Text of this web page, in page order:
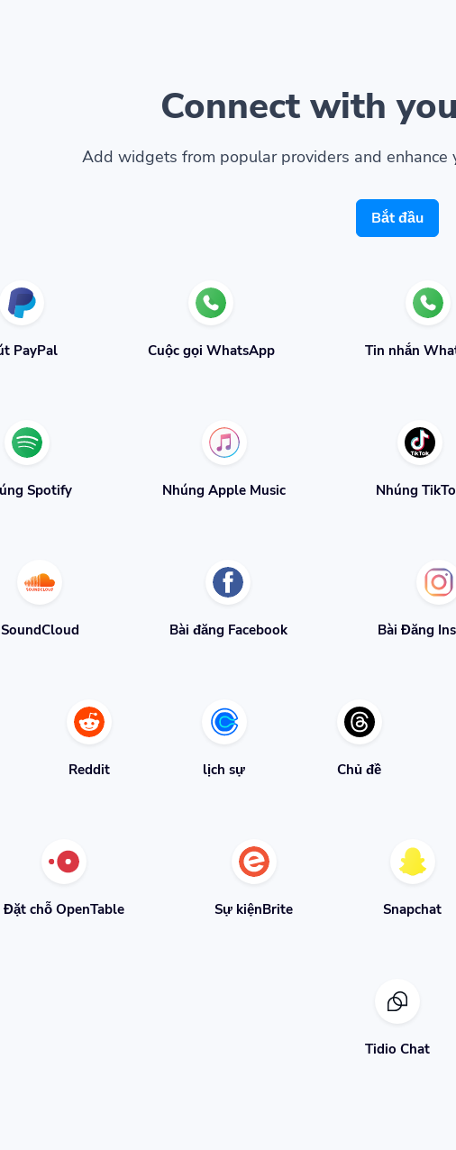
Connect with
Add widgets from popular providers and enhance
Bắt đầu
PayPal Cuộc gọi WhatsApp Tin nhắn
Spotify Nhúng Apple Music Nhúng
SoundCloud Bài đăng Facebook Bài Đăng
Reddit lịch sự Chủ đề
Đặt chỗ OpenTable Sự kiệnBrite Snapchat
Tidio Chat